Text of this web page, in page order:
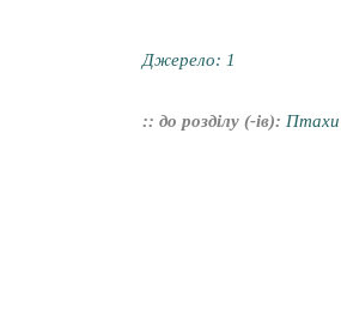
Джерело: 1
:: до розділу (-ів): Птахи